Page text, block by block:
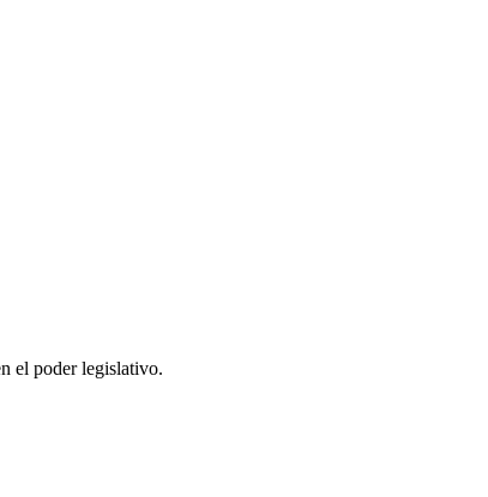
el poder legislativo.